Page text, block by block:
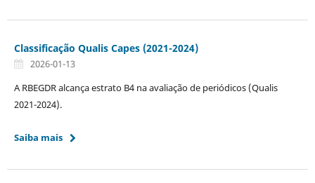
Classificação Qualis Capes (2021-2024)
2026-01-13
A RBEGDR alcança estrato B4 na avaliação de periódicos (Qualis
2021-2024).
Saiba mais